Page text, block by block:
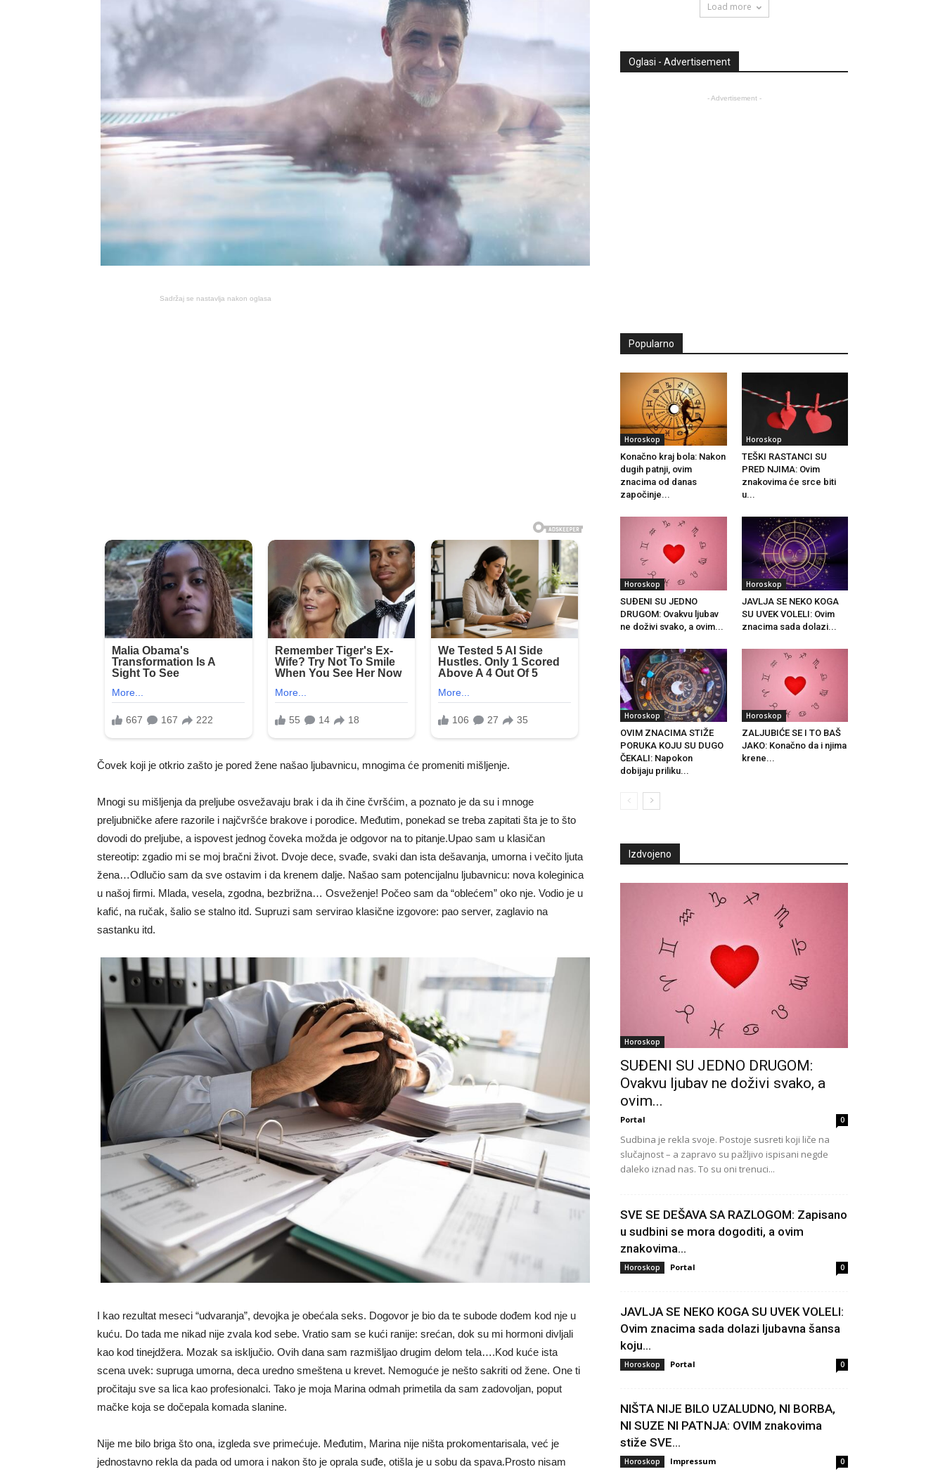
Sadržaj se nastavlja nakon oglasa
Čovek koji je otkrio zašto je pored žene našao ljubavnicu, mnogima će promeniti mišljenje.
Mnogi su mišljenja da preljube osvežavaju brak i da ih čine čvršćim, a poznato je da su i mnoge
preljubničke afere razorile i najčvršće brakove i porodice. Međutim, ponekad se treba zapitati šta je to što
dovodi do preljube, a ispovest jednog čoveka možda je odgovor na to pitanje.Upao sam u klasičan
stereotip: zgadio mi se moj bračni život. Dvoje dece, svađe, svaki dan ista dešavanja, umorna i večito ljuta
žena…Odlučio sam da sve ostavim i da krenem dalje. Našao sam potencijalnu ljubavnicu: nova koleginica
u našoj firmi. Mlada, vesela, zgodna, bezbrižna… Osveženje! Počeo sam da “oblećem” oko nje. Vodio je u
kafić, na ručak, šalio se stalno itd. Supruzi sam servirao klasične izgovore: pao server, zaglavio na
sastanku itd.
I kao rezultat meseci “udvaranja”, devojka je obećala seks. Dogovor je bio da te subode dođem kod nje u
kuću. Do tada me nikad nije zvala kod sebe. Vratio sam se kući ranije: srećan, dok su mi hormoni divljali
kao kod tinejdžera. Mozak sa isključio. Ovih dana sam razmišljao drugim delom tela….Kod kuće ista
scena uvek: supruga umorna, deca uredno smeštena u krevet. Nemoguće je nešto sakriti od žene. One ti
pročitaju sve sa lica kao profesionalci. Tako je moja Marina odmah primetila da sam zadovoljan, poput
mačke koja se dočepala komada slanine.
Nije me bilo briga što ona, izgleda sve primećuje. Međutim, Marina nije ništa prokomentarisala, već je
jednostavno rekla da pada od umora i nakon što je oprala suđe, otišla je u sobu da spava.Prosto nisam
Load more
Oglasi - Advertisement
- Advertisement -
Popularno
Horoskop
Konačno kraj bola: Nakon
dugih patnji, ovim
znacima od danas
započinje...
Horoskop
TEŠKI RASTANCI SU
PRED NJIMA: Ovim
znakovima će srce biti
u...
Horoskop
SUĐENI SU JEDNO
DRUGOM: Ovakvu ljubav
ne doživi svako, a ovim...
Horoskop
JAVLJA SE NEKO KOGA
SU UVEK VOLELI: Ovim
znacima sada dolazi...
Horoskop
OVIM ZNACIMA STIŽE
PORUKA KOJU SU DUGO
ČEKALI: Napokon
dobijaju priliku...
Horoskop
ZALJUBIĆE SE I TO BAŠ
JAKO: Konačno da i njima
krene...
Izdvojeno
Horoskop
SUĐENI SU JEDNO DRUGOM:
Ovakvu ljubav ne doživi svako, a
ovim...
Portal 0
Sudbina je rekla svoje. Postoje susreti koji liče na
slučajnost – a zapravo su pažljivo ispisani negde
daleko iznad nas. To su oni trenuci...
SVE SE DEŠAVA SA RAZLOGOM: Zapisano
u sudbini se mora dogoditi, a ovim
znakovima...
Horoskop Portal 0
JAVLJA SE NEKO KOGA SU UVEK VOLELI:
Ovim znacima sada dolazi ljubavna šansa
koju...
Horoskop Portal 0
NIŠTA NIJE BILO UZALUDNO, NI BORBA,
NI SUZE NI PATNJA: OVIM znakovima
stiže SVE...
Horoskop Impressum 0